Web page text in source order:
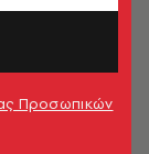
Προσωπικών